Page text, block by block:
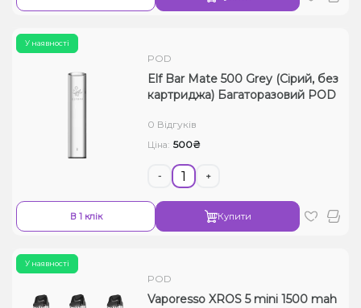
У наявності
POD
Elf Bar Mate 500 Grey (Сірий, без
картриджа) Багаторазовий POD
0 Відгуків
Ціна: 500₴
- +
В 1 клік Купити
У наявності
POD
Vaporesso XROS 5 mini 1500 mah